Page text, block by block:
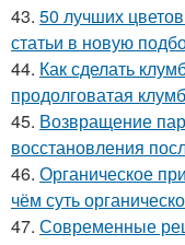
43. 50 лучших
статьи в новую
44. Как сделать
продолговатая
45. Возвращение
восстановления
46. Органическое
чём суть
47. Современные